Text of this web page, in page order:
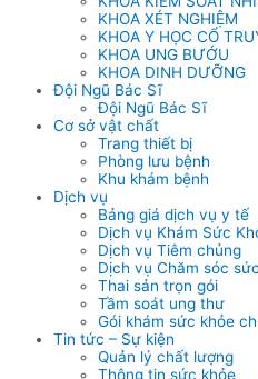
KHOA XÉT NGHIỆM
KHOA Y HỌC CỔ
KHOA UNG BƯỚU
KHOA DINH DƯỠNG
Đội Ngũ Bác Sĩ
Đội Ngũ Bác Sĩ
Cơ sở vật chất
Trang thiết bị
Phòng lưu bệnh
Khu khám bệnh
Dịch vụ
Bảng giá dịch vụ y tế
Dịch vụ Khám Sức
Dịch vụ Tiêm chủng
Dịch vụ Chăm sóc
Thai sản trọn gói
Tầm soát ung thư
Gói khám sức khỏe
Tin tức – Sự kiện
Quản lý chất lượng
Thông tin sức khỏe